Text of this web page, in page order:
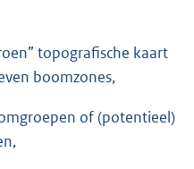
topografische kaart
boomzones,
of (potentieel)